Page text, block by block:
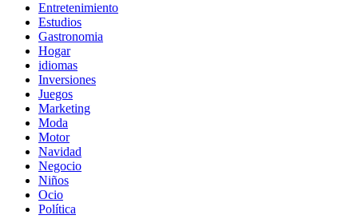
Entretenimiento
Estudios
Gastronomia
Hogar
idiomas
Inversiones
Juegos
Marketing
Moda
Motor
Navidad
Negocio
Niños
Ocio
Política